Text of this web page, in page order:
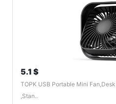
5.1 $
TOPK USB Portable Mini
,Stan..